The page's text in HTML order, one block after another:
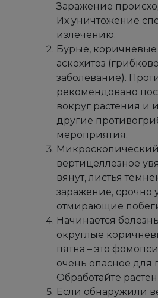
Заражение
Их уничтожение
излечению.
Бурые, коричневые
аскохитоз
заболевание).
рекомендовано
вокруг растения и
другие
мероприятия.
вертицеллезное
вянут, листья
заражение, срочно
отмирающие
Начинается
округлые
пятна – это
очень опасное для
Обработайте
Если обнаружили